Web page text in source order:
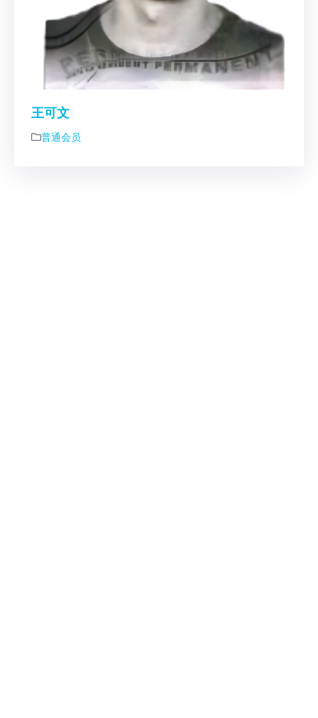
王可文
普通会员